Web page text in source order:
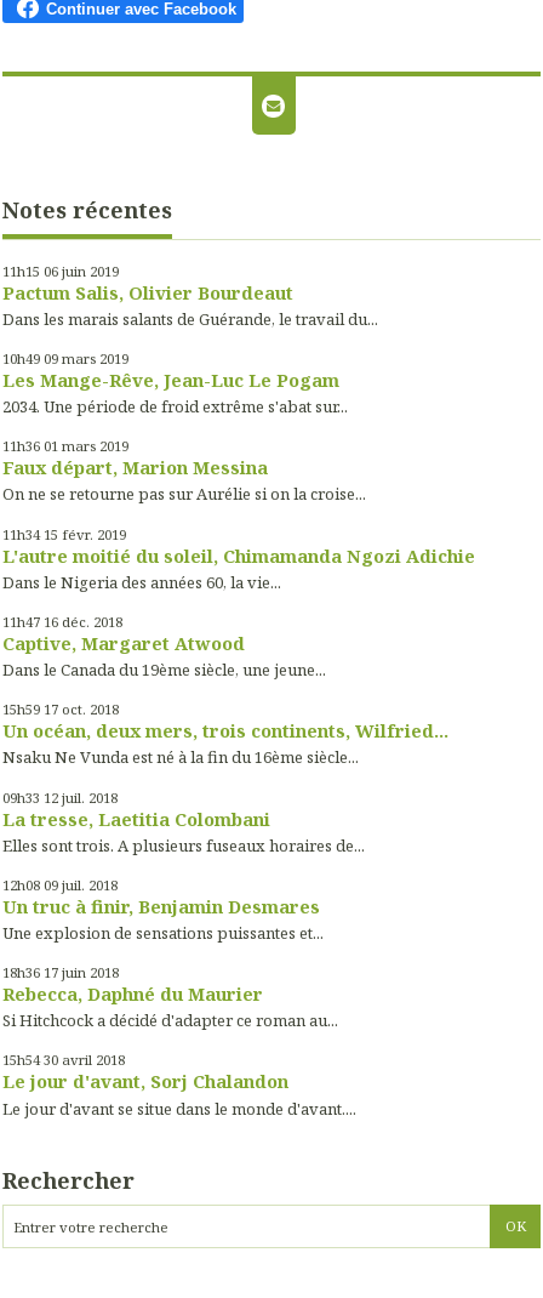
Notes récentes
11h15 06 juin 2019
Pactum Salis, Olivier Bourdeaut
Dans les marais salants de Guérande, le travail du...
10h49 09 mars 2019
Les Mange-Rêve, Jean-Luc Le Pogam
2034. Une période de froid extrême s'abat sur...
11h36 01 mars 2019
Faux départ, Marion Messina
On ne se retourne pas sur Aurélie si on la croise...
11h34 15 févr. 2019
L'autre moitié du soleil, Chimamanda Ngozi Adichie
Dans le Nigeria des années 60, la vie...
11h47 16 déc. 2018
Captive, Margaret Atwood
Dans le Canada du 19ème siècle, une jeune...
15h59 17 oct. 2018
Un océan, deux mers, trois continents, Wilfried...
Nsaku Ne Vunda est né à la fin du 16ème siècle...
09h33 12 juil. 2018
La tresse, Laetitia Colombani
Elles sont trois. A plusieurs fuseaux horaires de...
12h08 09 juil. 2018
Un truc à finir, Benjamin Desmares
Une explosion de sensations puissantes et...
18h36 17 juin 2018
Rebecca, Daphné du Maurier
Si Hitchcock a décidé d'adapter ce roman au...
15h54 30 avril 2018
Le jour d'avant, Sorj Chalandon
Le jour d'avant se situe dans le monde d'avant....
Rechercher